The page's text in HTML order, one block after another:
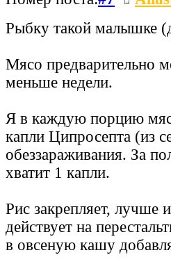
Рыбку такой малышке
Мясо предварительно
меньше недели.
Я в каждую порцию
капли Ципросепта (из
обеззараживания. За
хватит 1 капли.
Рис закрепляет, лучше
действует на
в овсеную кашу